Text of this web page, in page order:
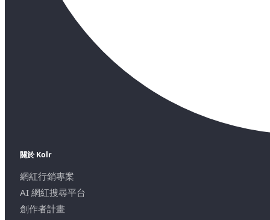
關於 Kolr
網紅行銷專案
AI 網紅搜尋平台
創作者計畫